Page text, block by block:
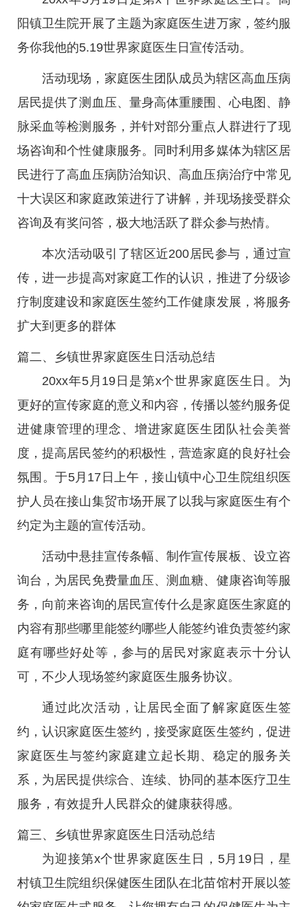
阳镇卫生院开展了主题为家庭医生进万家，签约服
务你我他的5.19世界家庭医生日宣传活动。
活动现场，家庭医生团队成员为辖区高血压病
居民提供了测血压、量身高体重腰围、心电图、静
脉采血等检测服务，并针对部分重点人群进行了现
场咨询和个性健康服务。同时利用多媒体为辖区居
民进行了高血压病防治知识、高血压病治疗中常见
十大误区和家庭政策进行了讲解，并现场接受群众
咨询及有奖问答，极大地活跃了群众参与热情。
本次活动吸引了辖区近200居民参与，通过宣
传，进一步提高对家庭工作的认识，推进了分级诊
疗制度建设和家庭医生签约工作健康发展，将服务
扩大到更多的群体
篇二、乡镇世界家庭医生日活动总结
20xx年5月19日是第x个世界家庭医生日。为
更好的宣传家庭的意义和内容，传播以签约服务促
进健康管理的理念、增进家庭医生团队社会美誉
度，提高居民签约的积极性，营造家庭的良好社会
氛围。于5月17日上午，接山镇中心卫生院组织医
护人员在接山集贸市场开展了以我与家庭医生有个
约定为主题的宣传活动。
活动中悬挂宣传条幅、制作宣传展板、设立咨
询台，为居民免费量血压、测血糖、健康咨询等服
务，向前来咨询的居民宣传什么是家庭医生家庭的
内容有那些哪里能签约哪些人能签约谁负责签约家
庭有哪些好处等，参与的居民对家庭表示十分认
可，不少人现场签约家庭医生服务协议。
通过此次活动，让居民全面了解家庭医生签
约，认识家庭医生签约，接受家庭医生签约，促进
家庭医生与签约家庭建立起长期、稳定的服务关
系，为居民提供综合、连续、协同的基本医疗卫生
服务，有效提升人民群众的健康获得感。
篇三、乡镇世界家庭医生日活动总结
为迎接第x个世界家庭医生日，5月19日，星
村镇卫生院组织保健医生团队在北苗馆村开展以签